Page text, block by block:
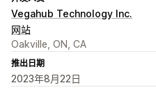
Vegahub Technology Inc.
网站
Oakville, ON, CA
推出日期
2023年8月22日